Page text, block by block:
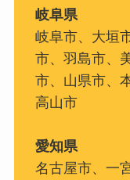
岐阜県
岐阜市、大垣
市、羽島市、
市、山県市、
高山市
愛知県
名古屋市、一